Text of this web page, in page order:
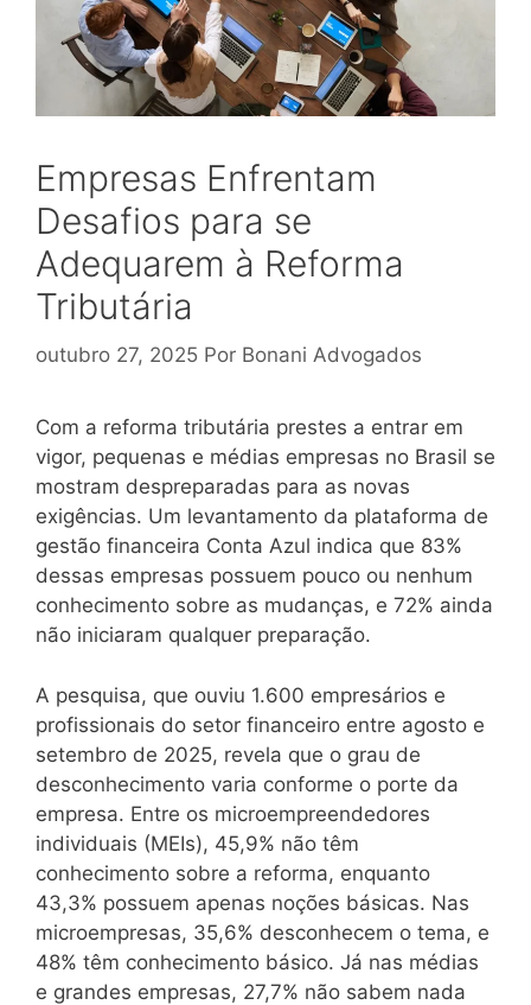
Empresas Enfrentam
Desafios para se
Adequarem à Reforma
Tributária
outubro 27, 2025 Por Bonani Advogados
Com a reforma tributária prestes a entrar em
vigor, pequenas e médias empresas no Brasil se
mostram despreparadas para as novas
exigências. Um levantamento da plataforma de
gestão financeira Conta Azul indica que 83%
dessas empresas possuem pouco ou nenhum
conhecimento sobre as mudanças, e 72% ainda
não iniciaram qualquer preparação.
A pesquisa, que ouviu 1.600 empresários e
profissionais do setor financeiro entre agosto e
setembro de 2025, revela que o grau de
desconhecimento varia conforme o porte da
empresa. Entre os microempreendedores
individuais (MEIs), 45,9% não têm
conhecimento sobre a reforma, enquanto
43,3% possuem apenas noções básicas. Nas
microempresas, 35,6% desconhecem o tema, e
48% têm conhecimento básico. Já nas médias
e grandes empresas, 27,7% não sabem nada